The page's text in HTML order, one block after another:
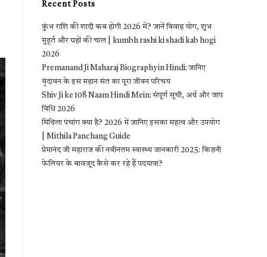
Recent Posts
कुंभ राशि की शादी कब होगी 2026 में? जानें विवाह योग, शुभ
मुहूर्त और ग्रहों की चाल | kumbh rashi ki shadi kab hogi
2026
Premanand Ji Maharaj Biography in Hindi: जानिए
वृंदावन के इस महान संत का पूरा जीवन परिचय
Shiv Ji ke 108 Naam Hindi Mein: संपूर्ण सूची, अर्थ और जाप
विधि 2026
मिथिला पंचांग क्या है? 2026 में जानिए इसका महत्व और उपयोग
| Mithila Panchang Guide
प्रेमानंद जी महाराज की नवीनतम स्वास्थ्य जानकारी 2025: किडनी
फेलियर के बावजूद कैसे कर रहे हैं पदयात्रा?